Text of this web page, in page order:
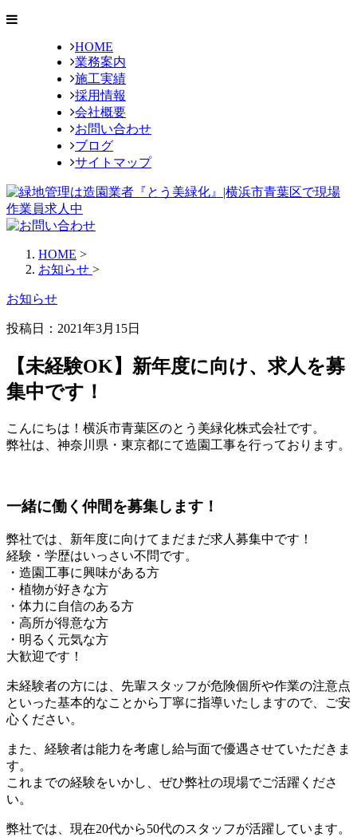
HOME
業務案内
施工実績
採用情報
会社概要
お問い合わせ
ブログ
サイトマップ
HOME >
お知らせ >
お知らせ
投稿日： 2021年3月15日
【未経験OK】新年度に向け、求人を募
集中です！
こんにちは！横浜市青葉区のとう美緑化株式会社です。
弊社は、神奈川県・東京都にて造園工事を行っております。
一緒に働く仲間を募集します！
弊社では、新年度に向けてまだまだ求人募集中です！
経験・学歴はいっさい不問です。
・造園工事に興味がある方
・植物が好きな方
・体力に自信のある方
・高所が得意な方
・明るく元気な方
大歓迎です！
未経験者の方には、先輩スタッフが危険個所や作業の注意点
といった基本的なことから丁寧に指導いたしますので、ご安
心ください。
また、経験者は能力を考慮し給与面で優遇させていただきま
す。
これまでの経験をいかし、ぜひ弊社の現場でご活躍くださ
い。
弊社では、現在20代から50代のスタッフが活躍しています。